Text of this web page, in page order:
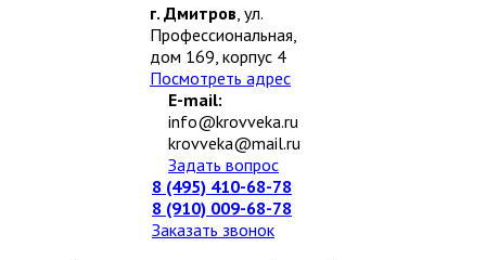
г. Дмитров , ул.
Профессиональная,
дом 169, корпус 4
Посмотреть адрес
E-mail:
info@krovveka.ru
krovveka@mail.ru
Задать вопрос
8 (495) 410-68-78
8 (910) 009-68-78
Заказать звонок